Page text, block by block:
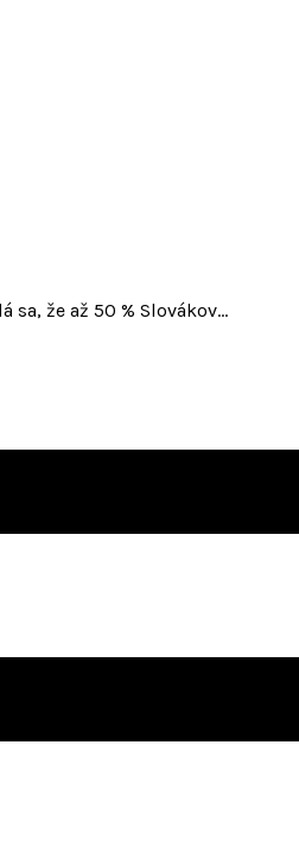
sa, že až 50 % Slovákov…